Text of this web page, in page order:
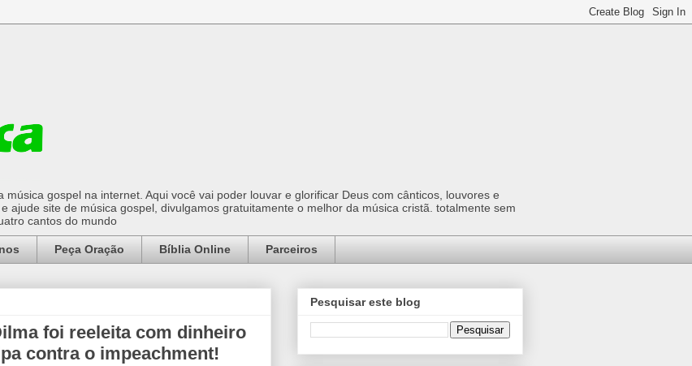
música gospel na internet. Aqui você vai poder louvar e glorificar Deus com cânticos, louvores e
ajude site de música gospel, divulgamos gratuitamente o melhor da música cristã. totalmente sem
cantos do mundo
Peça Oração Bíblia Online Parceiros
foi reeleita com dinheiro
contra o impeachment!
Pesquisar este blog